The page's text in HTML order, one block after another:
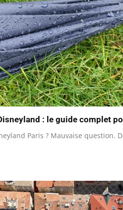
: le guide complet
Paris ? Mauvaise question.